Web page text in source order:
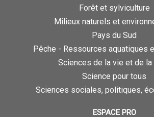
Forêt et sylviculture
Milieux naturels et
Pays du Sud
Pêche - Ressources aquatiques
Sciences de la vie et de la
Science pour tous
Sciences sociales, politiques,
ESPACE PRO